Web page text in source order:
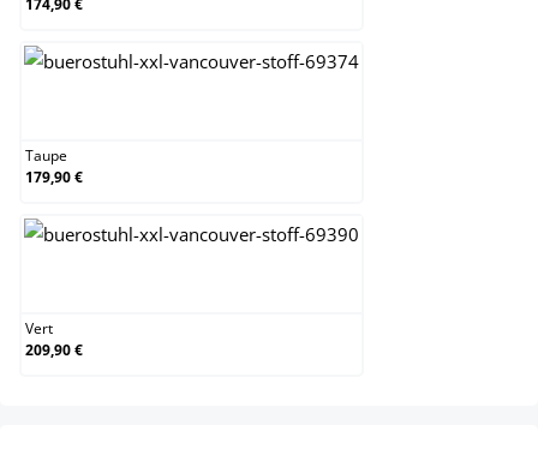
174,90 €
Taupe
179,90 €
Vert
209,90 €